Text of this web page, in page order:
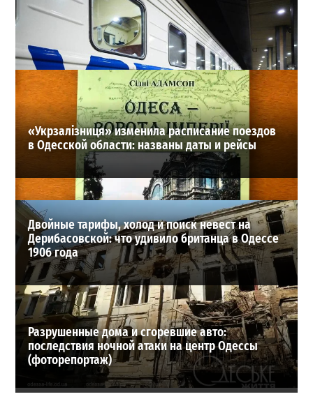
Одесса может остаться без воды и канализации:
эксперт предупредил о худшем сценарии
2
07-08-2026 в 17:19
ВИБОР РЕДАКЦИИ
«Укрзалізниця» изменила расписание поездов
в Одесской области: названы даты и рейсы
Двойные тарифы, холод и поиск невест на
Дерибасовской: что удивило британца в Одессе
1906 года
Разрушенные дома и сгоревшие авто:
последствия ночной атаки на центр Одессы
(фоторепортаж)